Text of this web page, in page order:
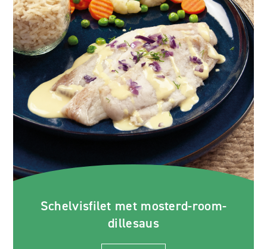
Schelvisfilet met mosterd-room-
dillesaus